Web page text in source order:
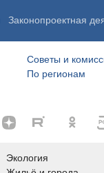
Законопроектная
Советы и
По регионам
Экология